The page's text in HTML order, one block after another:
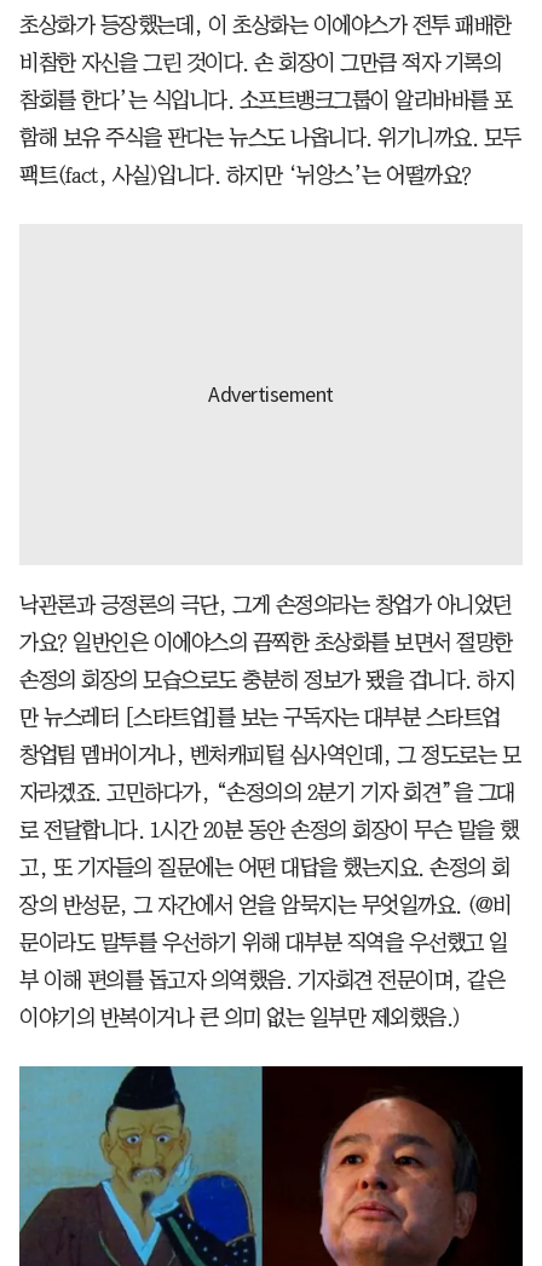
초상화가 등장했는데, 이 초상화는 이에야스가 전투 패배한
비참한 자신을 그린 것이다. 손 회장이 그만큼 적자 기록의
참회를 한다’는 식입니다. 소프트뱅크그룹이 알리바바를 포
함해 보유 주식을 판다는 뉴스도 나옵니다. 위기니까요. 모두
팩트(fact, 사실)입니다. 하지만 ‘뉘앙스’는 어떨까요?
낙관론과 긍정론의 극단, 그게 손정의라는 창업가 아니었던
가요? 일반인은 이에야스의 끔찍한 초상화를 보면서 절망한
손정의 회장의 모습으로도 충분히 정보가 됐을 겁니다. 하지
만 뉴스레터 [스타트업]를 보는 구독자는 대부분 스타트업
창업팀 멤버이거나, 벤처캐피털 심사역인데, 그 정도로는 모
자라겠죠. 고민하다가, “손정의의 2분기 기자 회견”을 그대
로 전달합니다. 1시간 20분 동안 손정의 회장이 무슨 말을 했
고, 또 기자들의 질문에는 어떤 대답을 했는지요. 손정의 회
장의 반성문, 그 자간에서 얻을 암묵지는 무엇일까요. (@비
문이라도 말투를 우선하기 위해 대부분 직역을 우선했고 일
부 이해 편의를 돕고자 의역했음. 기자회견 전문이며, 같은
이야기의 반복이거나 큰 의미 없는 일부만 제외했음.)